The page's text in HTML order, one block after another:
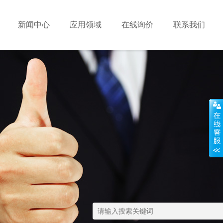
新闻中心 应用领域 在线询价 联系我们